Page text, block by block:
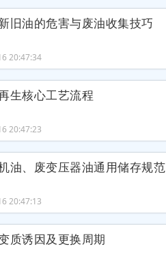
旧油的危害与废油收集技巧
20:47:34
生核心工艺流程
20:47:23
油、废变压器油通用储存规范
20:47:13
质诱因及更换周期